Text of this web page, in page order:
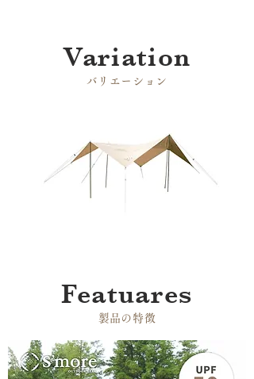
​Variation
​バリエーション
Featuares
​製品の特徴